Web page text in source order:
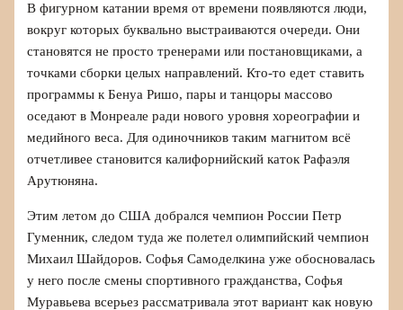
В фигурном катании время от времени появляются люди,
вокруг которых буквально выстраиваются очереди. Они
становятся не просто тренерами или постановщиками, а
точками сборки целых направлений. Кто-то едет ставить
программы к Бенуа Ришо, пары и танцоры массово
оседают в Монреале ради нового уровня хореографии и
медийного веса. Для одиночников таким магнитом всё
отчетливее становится калифорнийский каток Рафаэля
Арутюняна.
Этим летом до США добрался чемпион России Петр
Гуменник, следом туда же полетел олимпийский чемпион
Михаил Шайдоров. Софья Самоделкина уже обосновалась
у него после смены спортивного гражданства, Софья
Муравьева всерьез рассматривала этот вариант как новую